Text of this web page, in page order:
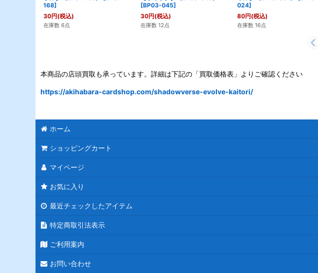
168]
30円(税込)
在庫数 6点
[BP03-045]
30円(税込)
在庫数 12点
024]
80円(税込)
在庫数 16点
本商品の店頭買取も承っています。詳細は下記の「買取価格表」よりご確認ください
https://akihabara-cardshop.com/shadowverse-evolve-kaitori/
ホーム
ショッピングカート
マイページ
お気に入り
最近チェックしたアイテム
特定商取引法表示
ご利用案内
お問い合わせ